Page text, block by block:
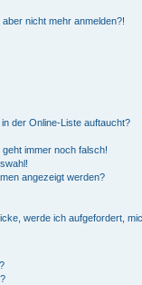
nicht mehr anmelden?!
der Online-Liste auftaucht?
immer noch falsch!
angezeigt werden?
werde ich aufgefordert,